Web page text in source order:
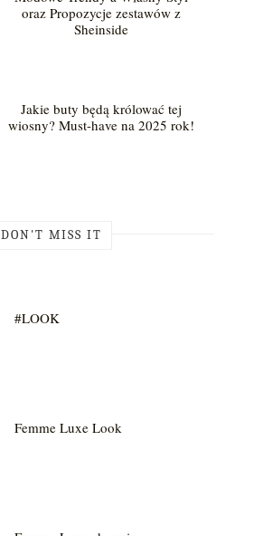
oraz Propozycje zestawów z
Sheinside
Jakie buty będą królować tej
wiosny? Must-have na 2025 rok!
DON'T MISS IT
#LOOK
Femme Luxe Look